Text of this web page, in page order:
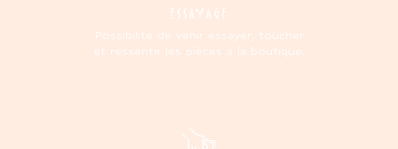
ESSAYAGE
Possibilité de venir essayer, toucher
et ressentir les pièces à la boutique.